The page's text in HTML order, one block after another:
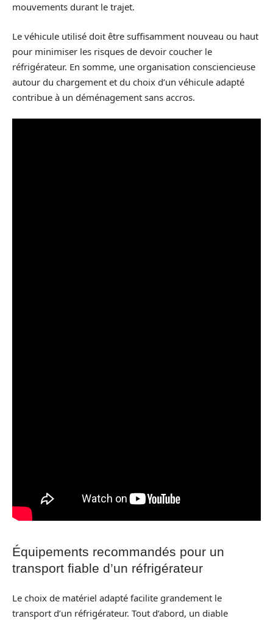
mouvements durant le trajet.
Le véhicule utilisé doit être suffisamment nouveau ou haut
pour minimiser les risques de devoir coucher le
réfrigérateur. En somme, une organisation consciencieuse
autour du chargement et du choix d’un véhicule adapté
contribue à un déménagement sans accros.
Équipements recommandés pour un
transport fiable d’un réfrigérateur
Le choix de matériel adapté facilite grandement le
transport d’un réfrigérateur. Tout d’abord, un diable